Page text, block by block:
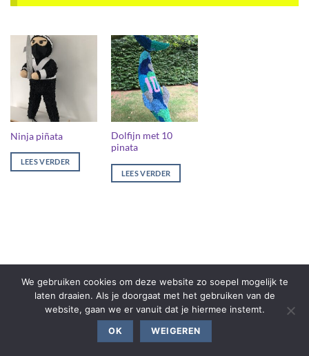
Ninja piñata
LEES VERDER
Dolfijn met 10
pinata
LEES VERDER
We gebruiken cookies om deze website zo soepel mogelijk te
laten draaien. Als je doorgaat met het gebruiken van de
website, gaan we er vanuit dat je hiermee instemt.
OK WEIGEREN